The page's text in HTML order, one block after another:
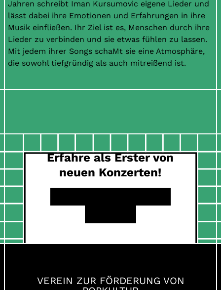
Jahren schreibt Iman Kursumovic eigene Lieder und
lässt dabei ihre Emotionen und Erfahrungen in ihre
Musik einfließen. Ihr Ziel ist es, Menschen durch ihre
Lieder zu verbinden und sie etwas fühlen zu lassen.
Mit jedem ihrer Songs schaMt sie eine Atmosphäre,
die sowohl tiefgründig als auch mitreißend ist.
Erfahre als Erster von
neuen Konzerten!
VEREIN ZUR FÖRDERUNG VON